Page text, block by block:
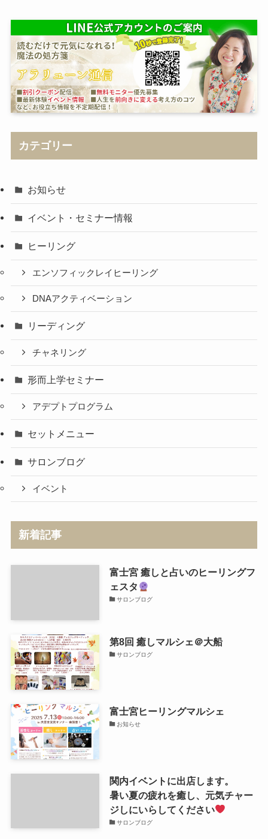
カテゴリー
お知らせ
イベント・セミナー情報
ヒーリング
エンソフィックレイヒーリング
DNAアクティベーション
リーディング
チャネリング
形而上学セミナー
アデプトプログラム
セットメニュー
サロンブログ
イベント
新着記事
富士宮 癒しと占いのヒーリングフ
ェスタ
サロンブログ
第8回 癒しマルシェ＠大船
サロンブログ
富士宮ヒーリングマルシェ
お知らせ
関内イベントに出店します。
暑い夏の疲れを癒し、元気チャー
ジしにいらしてください
サロンブログ